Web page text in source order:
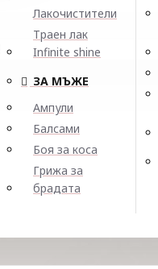
Лакочистители
Траен лак
Infinite shine
ЗА МЪЖЕ
Ампули
Балсами
Боя за коса
Грижа за
брадата